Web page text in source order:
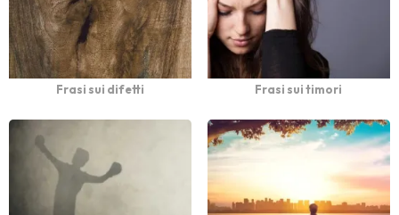
Frasi sui difetti Frasi sui timori